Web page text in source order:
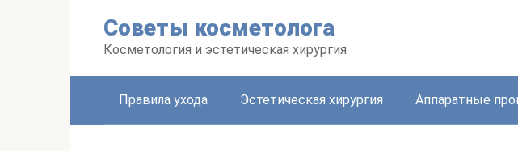
Советы косметолога
Косметология и эстетическая хирургия
Правила ухода Эстетическая хирургия Аппаратные